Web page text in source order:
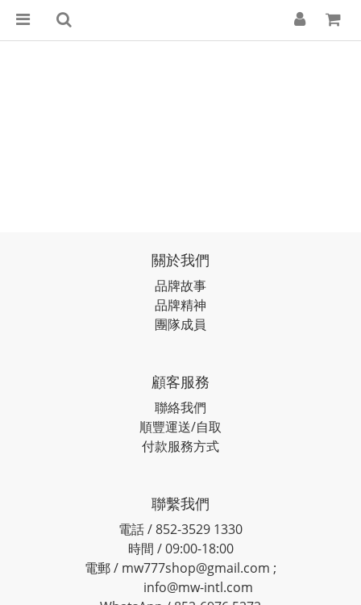
關於我們
品牌故事
品牌精神
團隊成員
顧客服務
聯絡我們
順豐運送/自取
付款服務方式
聯繫我們
電話 / 852-3529 1330
時間 / 09:00-18:00
電郵 / mw777shop@gmail.com ;
info@mw-intl.com